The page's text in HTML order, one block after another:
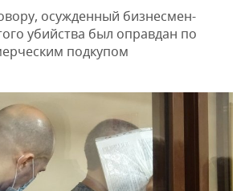
ПФО
осужденный бизнесмен-
убийства был оправдан по
подкупом